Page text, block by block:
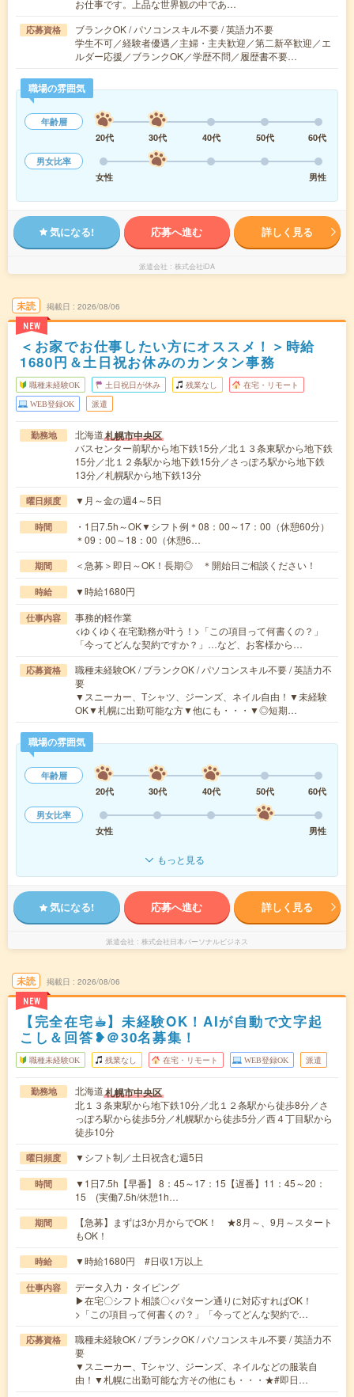
お仕事です。上品な世界観の中であ…
応募資格
ブランクOK / パソコンスキル不要 / 英語力不要
学生不可／経験者優遇／主婦・主夫歓迎／第二新卒歓迎／エ
ルダー応援／ブランクOK／学歴不問／履歴書不要…
職場の雰囲気
年齢層
20代
30代 40代 50代
60代
男女比率
女性
男性
気になる! 応募へ進む 詳しく見る
派遣会社 株式会社iDA
未読
NEW
掲載日 2026/08/06
＜お家でお仕事したい方にオススメ！＞時給
1680円＆土日祝お休みのカンタン事務
職種未経験OK 土日祝日が休み 残業なし 在宅・リモート
WEB登録OK 派遣
勤務地 北海道札幌市中央区
バスセンター前駅から地下鉄15分／北１３条東駅から地下鉄
15分／北１２条駅から地下鉄15分／さっぽろ駅から地下鉄
13分／札幌駅から地下鉄13分
曜日頻度 ▼月～金の週4～5日
時間
・1日7.5h～OK▼シフト例＊08：00～17：00（休憩60分）
＊09：00～18：00（休憩6…
期間 ＜急募＞即日～OK！長期◎ ＊開始日ご相談ください！
時給 ▼時給1680円
仕事内容
事務的軽作業
<ゆくゆく在宅勤務が叶う！>「この項目って何書くの？」
「今ってどんな契約ですか？」…など、お客様から…
応募資格
職種未経験OK / ブランクOK / パソコンスキル不要 / 英語力不
要
▼スニーカー、Tシャツ、ジーンズ、ネイル自由！▼未経験
OK▼札幌に出勤可能な方▼他にも・・・▼◎短期…
職場の雰囲気
年齢層
20代
30代 40代 50代
60代
男女比率
女性
男性
もっと見る
気になる! 応募へ進む 詳しく見る
派遣会社 株式会社日本パーソナルビジネス
未読
NEW
掲載日 2026/08/06
【完全在宅☕︎】未経験OK！AIが自動で文字起
こし＆回答❥＠30名募集！
職種未経験OK 残業なし 在宅・リモート WEB登録OK 派遣
勤務地 北海道札幌市中央区
北１３条東駅から地下鉄10分／北１２条駅から徒歩8分／さ
っぽろ駅から徒歩5分／札幌駅から徒歩5分／西４丁目駅から
徒歩10分
曜日頻度 ▼シフト制／土日祝含む週5日
時間
▼1日7.5h【早番】 8：45～17：15【遅番】11：45～20：
15 (実働7.5h/休憩1h…
期間
【急募】まずは3か月からでOK！ ★8月～、9月～スタート
もOK！
時給 ▼時給1680円 #日収1万以上
仕事内容
データ入力・タイピング
▶在宅〇シフト相談〇<パターン通りに対応すればOK！
>「この項目って何書くの？」「今ってどんな契約で…
応募資格
職種未経験OK / ブランクOK / パソコンスキル不要 / 英語力不
要
▼スニーカー、Tシャツ、ジーンズ、ネイルなどの服装自
由！▼札幌に出勤可能な方その他にも・・・★#即日…